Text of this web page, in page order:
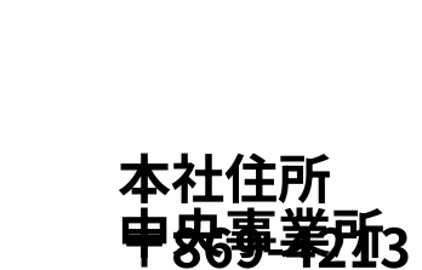
本社住所
〒869-
​中央事業所